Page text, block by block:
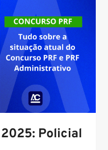
Policial